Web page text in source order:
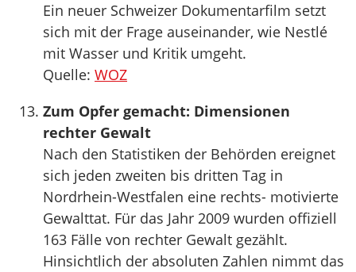
Ein neuer Schweizer Dokumentarfilm setzt
sich mit der Frage auseinander, wie Nestlé
mit Wasser und Kritik umgeht.
Quelle: WOZ
Zum Opfer gemacht: Dimensionen
rechter Gewalt
Nach den Statistiken der Behörden ereignet
sich jeden zweiten bis dritten Tag in
Nordrhein-Westfalen eine rechts- motivierte
Gewalttat. Für das Jahr 2009 wurden offiziell
163 Fälle von rechter Gewalt gezählt.
Hinsichtlich der absoluten Zahlen nimmt das